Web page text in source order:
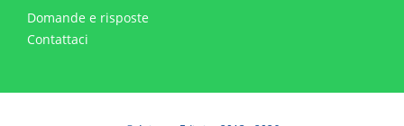
Domande e risposte
Contattaci